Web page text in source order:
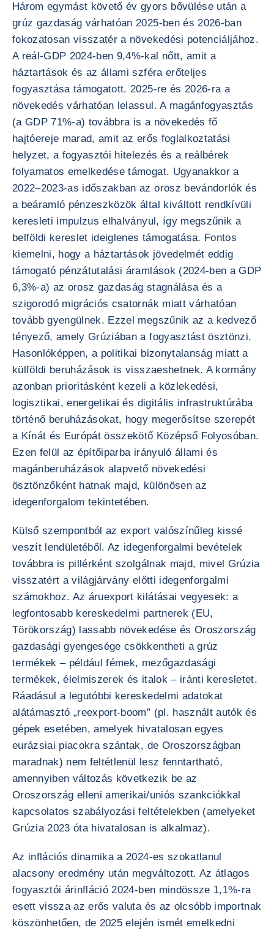
Három egymást követő év gyors bővülése után a
grúz gazdaság várhatóan 2025-ben és 2026-ban
fokozatosan visszatér a növekedési potenciáljához.
A reál-GDP 2024-ben 9,4%-kal nőtt, amit a
háztartások és az állami szféra erőteljes
fogyasztása támogatott. 2025-re és 2026-ra a
növekedés várhatóan lelassul. A magánfogyasztás
(a GDP 71%-a) továbbra is a növekedés fő
hajtóereje marad, amit az erős foglalkoztatási
helyzet, a fogyasztói hitelezés és a reálbérek
folyamatos emelkedése támogat. Ugyanakkor a
2022–2023-as időszakban az orosz bevándorlók és
a beáramló pénzeszközök által kiváltott rendkívüli
keresleti impulzus elhalványul, így megszűnik a
belföldi kereslet ideiglenes támogatása. Fontos
kiemelni, hogy a háztartások jövedelmét eddig
támogató pénzátutalási áramlások (2024-ben a GDP
6,3%-a) az orosz gazdaság stagnálása és a
szigorodó migrációs csatornák miatt várhatóan
tovább gyengülnek. Ezzel megszűnik az a kedvező
tényező, amely Grúziában a fogyasztást ösztönzi.
Hasonlóképpen, a politikai bizonytalanság miatt a
külföldi beruházások is visszaeshetnek. A kormány
azonban prioritásként kezeli a közlekedési,
logisztikai, energetikai és digitális infrastruktúrába
történő beruházásokat, hogy megerősítse szerepét
a Kínát és Európát összekötő Középső Folyosóban.
Ezen felül az építőiparba irányuló állami és
magánberuházások alapvető növekedési
ösztönzőként hatnak majd, különösen az
idegenforgalom tekintetében.
Külső szempontból az export valószínűleg kissé
veszít lendületéből. Az idegenforgalmi bevételek
továbbra is pillérként szolgálnak majd, mivel Grúzia
visszatért a világjárvány előtti idegenforgalmi
számokhoz. Az áruexport kilátásai vegyesek: a
legfontosabb kereskedelmi partnerek (EU,
Törökország) lassabb növekedése és Oroszország
gazdasági gyengesége csökkentheti a grúz
termékek – például fémek, mezőgazdasági
termékek, élelmiszerek és italok – iránti keresletet.
Ráadásul a legutóbbi kereskedelmi adatokat
alátámasztó „reexport-boom” (pl. használt autók és
gépek esetében, amelyek hivatalosan egyes
eurázsiai piacokra szántak, de Oroszországban
maradnak) nem feltétlenül lesz fenntartható,
amennyiben változás következik be az
Oroszország elleni amerikai/uniós szankciókkal
kapcsolatos szabályozási feltételekben (amelyeket
Grúzia 2023 óta hivatalosan is alkalmaz).
Az inflációs dinamika a 2024-es szokatlanul
alacsony eredmény után megváltozott. Az átlagos
fogyasztói árinfláció 2024-ben mindössze 1,1%-ra
esett vissza az erős valuta és az olcsóbb importnak
köszönhetően, de 2025 elején ismét emelkedni